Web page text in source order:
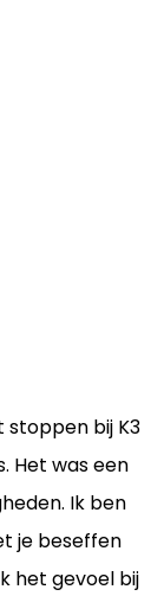
stoppen bij K3
Het was een
Ik ben
je beseffen
het gevoel bij